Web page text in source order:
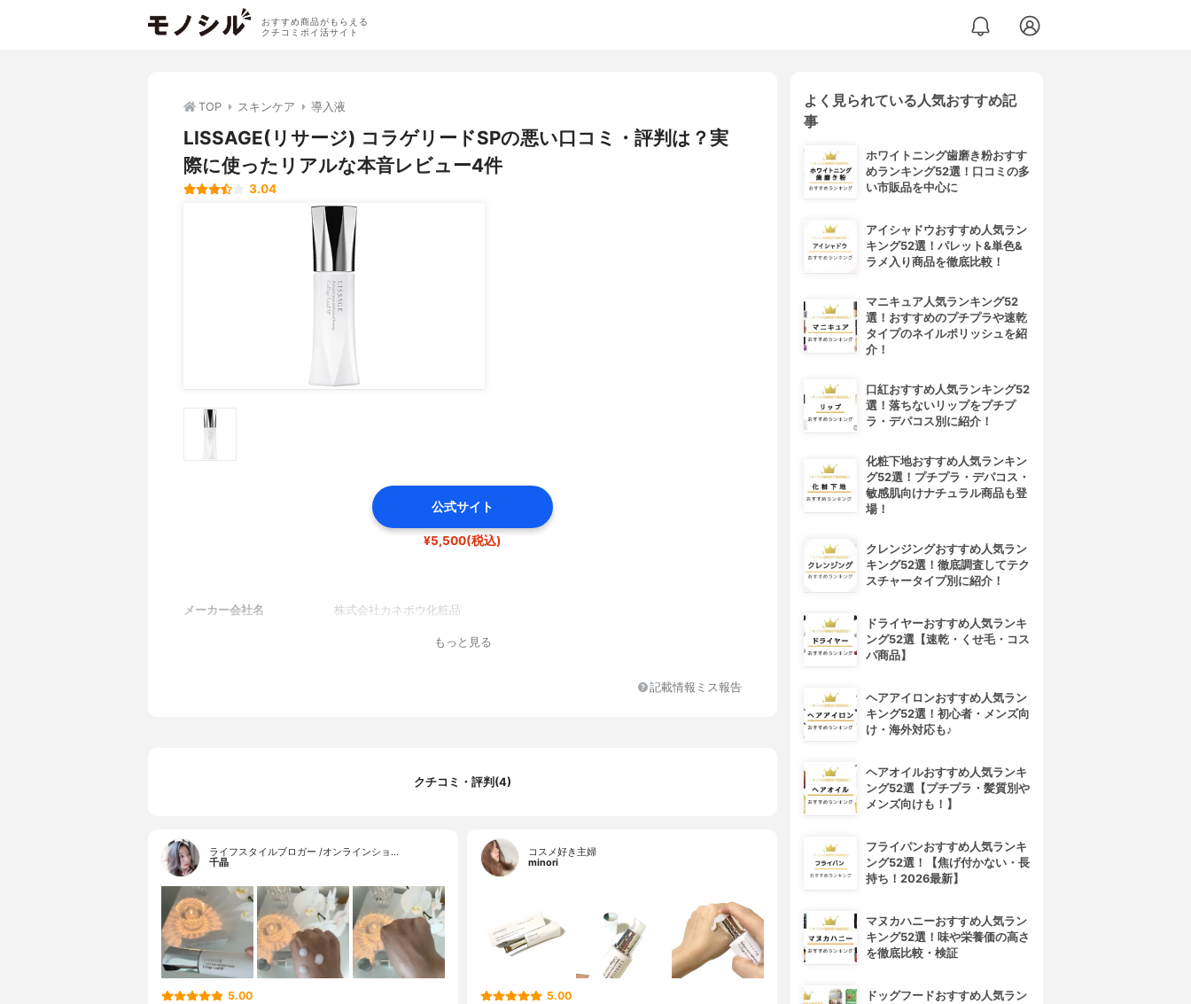
おすすめ商品がもらえる
クチコミポイ活サイト
TOP スキンケア 導入液
LISSAGE(リサージ) コラゲリードSPの悪い口コミ・評判は？実
際に使ったリアルな本音レビュー4件
3.04
公式サイト
¥5,500(税込)
メーカー会社名 株式会社カネボウ化粧品
もっと見る
記載情報ミス報告
クチコミ・評判(4)
ライフスタイルブロガー /オンラインショ…
千晶
5.00
コスメ好き主婦
minori
5.00
よく見られている人気おすすめ記
事
ホワイトニング歯磨き粉おすす
めランキング52選！口コミの多
い市販品を中心に
アイシャドウおすすめ人気ラン
キング52選！パレット&単色&
ラメ入り商品を徹底比較！
マニキュア人気ランキング52
選！おすすめのプチプラや速乾
タイプのネイルポリッシュを紹
介！
口紅おすすめ人気ランキング52
選！落ちないリップをプチプ
ラ・デパコス別に紹介！
化粧下地おすすめ人気ランキン
グ52選！プチプラ・デパコス・
敏感肌向けナチュラル商品も登
場！
クレンジングおすすめ人気ラン
キング52選！徹底調査してテク
スチャータイプ別に紹介！
ドライヤーおすすめ人気ランキ
ング52選【速乾・くせ毛・コス
パ商品】
ヘアアイロンおすすめ人気ラン
キング52選！初心者・メンズ向
け・海外対応も♪
ヘアオイルおすすめ人気ランキ
ング52選【プチプラ・髪質別や
メンズ向けも！】
フライパンおすすめ人気ランキ
ング52選！【焦げ付かない・長
持ち！2026最新】
マヌカハニーおすすめ人気ラン
キング52選！味や栄養価の高さ
を徹底比較・検証
ドッグフードおすすめ人気ラン